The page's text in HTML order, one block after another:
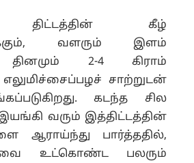
திட்டத்தின் கீழ்
வளரும் இளம்
தினமும் 2-4 கிராம்
சாற்றுடன்
கடந்த சில
வரும் இத்திட்டத்தின்
ஆராய்ந்து பார்த்ததில்,
உட்கொண்ட பலரும்